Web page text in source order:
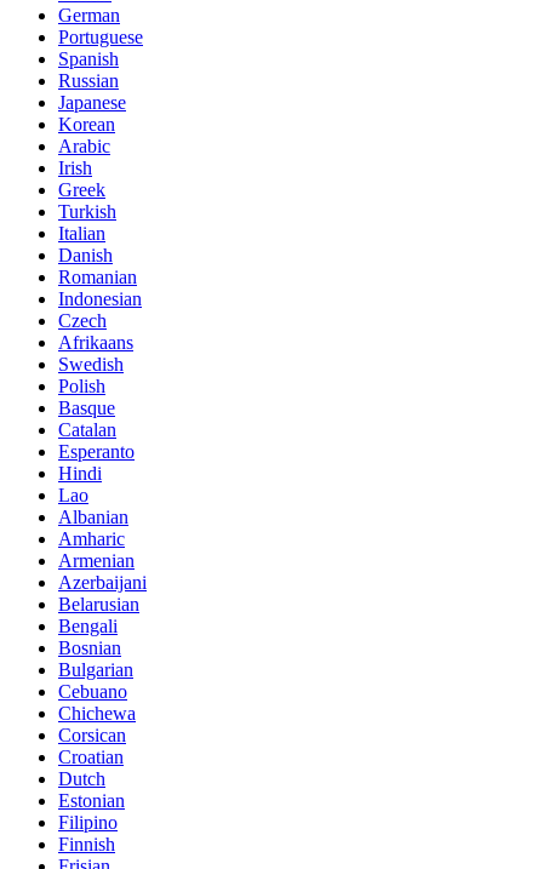
German
Portuguese
Spanish
Russian
Japanese
Korean
Arabic
Irish
Greek
Turkish
Italian
Danish
Romanian
Indonesian
Czech
Afrikaans
Swedish
Polish
Basque
Catalan
Esperanto
Hindi
Lao
Albanian
Amharic
Armenian
Azerbaijani
Belarusian
Bengali
Bosnian
Bulgarian
Cebuano
Chichewa
Corsican
Croatian
Dutch
Estonian
Filipino
Finnish